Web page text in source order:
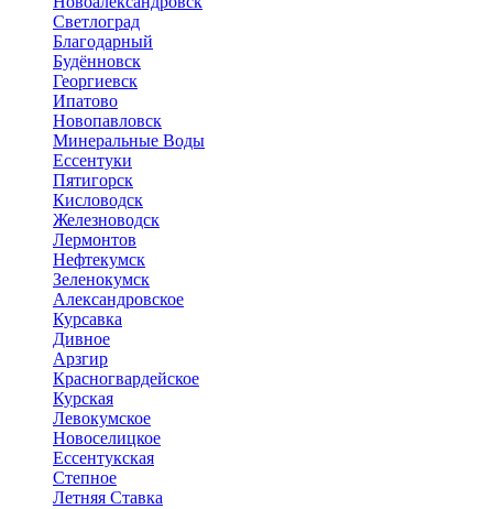
Светлоград
Благодарный
Будённовск
Георгиевск
Ипатово
Новопавловск
Минеральные Воды
Ессентуки
Пятигорск
Кисловодск
Железноводск
Лермонтов
Нефтекумск
Зеленокумск
Александровское
Курсавка
Дивное
Арзгир
Красногвардейское
Курская
Левокумское
Новоселицкое
Ессентукская
Степное
Летняя Ставка